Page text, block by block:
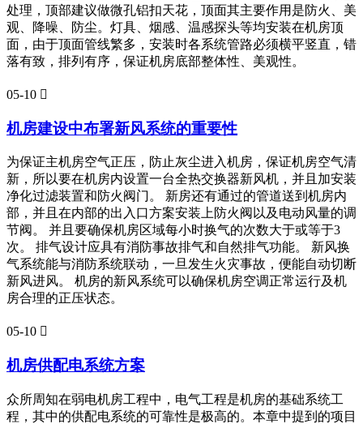
处理，顶部建议做微孔铝扣天花，顶面其主要作用是防火、美
观、降噪、防尘。灯具、烟感、温感探头等均安装在机房顶
面，由于顶面管线繁多，安装时各系统管路必须横平竖直，错
落有致，排列有序，保证机房底部整体性、美观性。
05-10 
机房建设中布署新风系统的重要性
为保证主机房空气正压，防止灰尘进入机房，保证机房空气清
新，所以要在机房内设置一台全热交换器新风机，并且加安装
净化过滤装置和防火阀门。 新房还有通过的管道送到机房内
部，并且在内部的出入口方案安装上防火阀以及电动风量的调
节阀。 并且要确保机房区域每小时换气的次数大于或等于3
次。 排气设计应具有消防事故排气和自然排气功能。 新风换
气系统能与消防系统联动，一旦发生火灾事故，便能自动切断
新风进风。 机房的新风系统可以确保机房空调正常运行及机
房合理的正压状态。
05-10 
机房供配电系统方案
众所周知在弱电机房工程中，电气工程是机房的基础系统工
程，其中的供配电系统的可靠性是极高的。本章中提到的项目